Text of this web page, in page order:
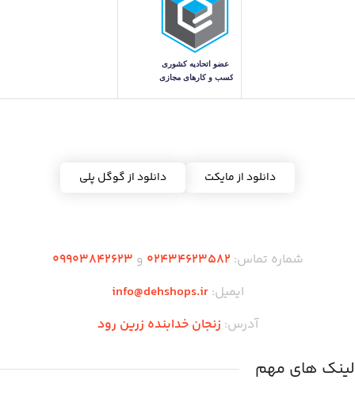
دانلود از مایکت دانلود از گوگل پلی
شماره تماس: 02434623582 و 09903842623
ایمیل:info@dehshops.ir
آدرس: زنجان خدابنده زرین رود
لینک های مهم